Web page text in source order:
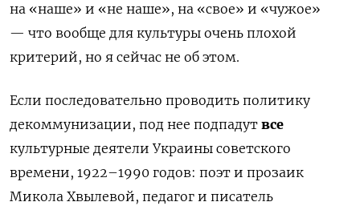
на «наше» и «не наше», на «свое» и «чужое»
— что вообще для культуры очень плохой
критерий, но я сейчас не об этом.
Если последовательно проводить политику
декоммунизации, под нее подпадут все
культурные деятели Украины советского
времени, 1922–1990 годов: поэт и прозаик
Микола Хвылевой, педагог и писатель